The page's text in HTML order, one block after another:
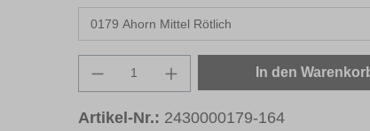
Produkt Anzahl: Gib den
In den
Artikel-Nr.: 2430000179-164